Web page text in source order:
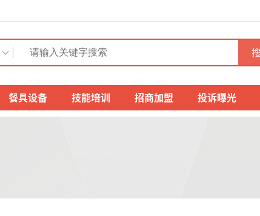
餐具设备 技能培训 招商加盟 投诉曝光